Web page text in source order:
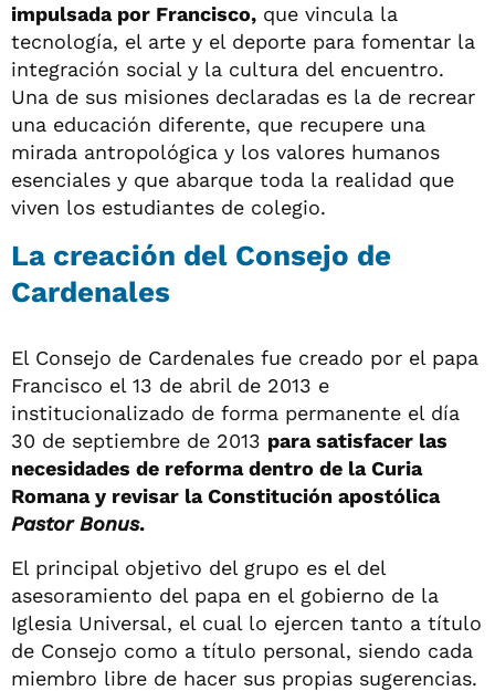
impulsada por Francisco, que vincula la
tecnología, el arte y el deporte para fomentar la
integración social y la cultura del encuentro.
Una de sus misiones declaradas es la de recrear
una educación diferente, que recupere una
mirada antropológica y los valores humanos
esenciales y que abarque toda la realidad que
viven los estudiantes de colegio.
La creación del Consejo de
Cardenales
El Consejo de Cardenales fue creado por el papa
Francisco el 13 de abril de 2013 e
institucionalizado de forma permanente el día
30 de septiembre de 2013 para satisfacer las
necesidades de reforma dentro de la Curia
Romana y revisar la Constitución apostólica
Pastor Bonus.
El principal objetivo del grupo es el del
asesoramiento del papa en el gobierno de la
Iglesia Universal, el cual lo ejercen tanto a título
de Consejo como a título personal, siendo cada
miembro libre de hacer sus propias sugerencias.